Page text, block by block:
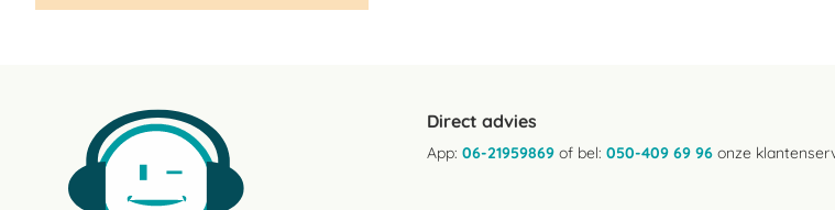
Direct advies
App: 06-21959869 of bel: 050-409 69 96 onze